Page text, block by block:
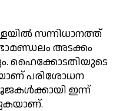
സന്നിധാനത്ത്
അടക്കം
ഹൈക്കോടതിയുടെ
പരിശോധന
ഇന്ന്